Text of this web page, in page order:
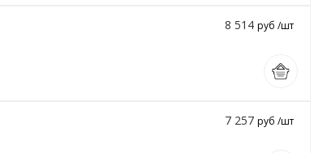
8 514 руб /шт
7 257 руб /шт